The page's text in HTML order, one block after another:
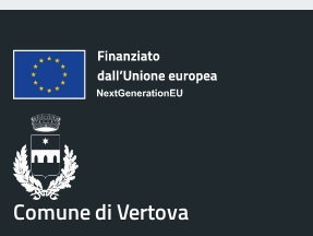
Comune di Vertova